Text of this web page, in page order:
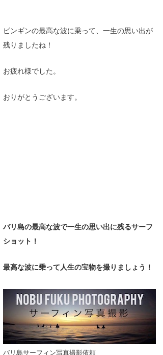
ビンギンの最高な波に乗って、一生の思い出が
残りましたね！
お疲れ様でした。
おりがとうございます。
バリ島の最高な波で一生の思い出に残るサーフ
ショット！
最高な波に乗って人生の宝物を撮りましょう！
バリ島サーフィン写真撮影依頼